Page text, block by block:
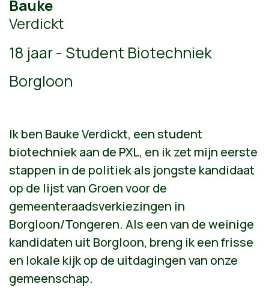
Bauke
Verdickt
18 jaar - Student Biotechniek
Borgloon
Ik ben Bauke Verdickt, een student
biotechniek aan de PXL, en ik zet mijn eerste
stappen in de politiek als jongste kandidaat
op de lijst van Groen voor de
gemeenteraadsverkiezingen in
Borgloon/Tongeren. Als een van de weinige
kandidaten uit Borgloon, breng ik een frisse
en lokale kijk op de uitdagingen van onze
gemeenschap.